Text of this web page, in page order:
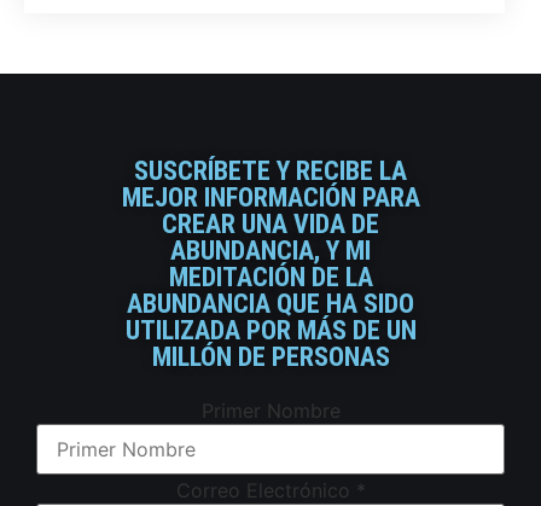
SUSCRÍBETE Y RECIBE LA
MEJOR INFORMACIÓN PARA
CREAR UNA VIDA DE
ABUNDANCIA, Y MI
MEDITACIÓN DE LA
ABUNDANCIA QUE HA SIDO
UTILIZADA POR MÁS DE UN
MILLÓN DE PERSONAS
Primer Nombre
Correo Electrónico *